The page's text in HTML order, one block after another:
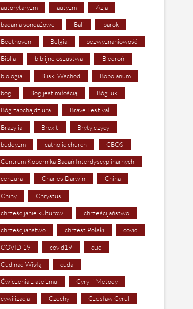
autorytaryzm autyzm Azja
badania sondażowe Bali barok
Beethoven Belgia bezwyznaniowość
Biblia biblijne oszustwa Biedroń
biologia Bliski Wschód Bobolanum
bóg Bóg jest miłością Bóg luk
Bóg zapchajdziura Brave Festival
Brazylia Brexit Brytyjczycy
buddyzm catholic church CBOS
Centrum Kopernika Badań Interdyscyplinarnych
cenzura Charles Darwin China
Chiny Chrystus
chrześcijanie kulturowi chrześcijaństwo
chrześcjiaństwo chrzest Polski covid
COVID 19 covid19 cud
Cud nad Wisłą cuda
Ćwiczenia z ateizmu Cyryl i Metody
cywilizacja Czechy Czesław Cyrul